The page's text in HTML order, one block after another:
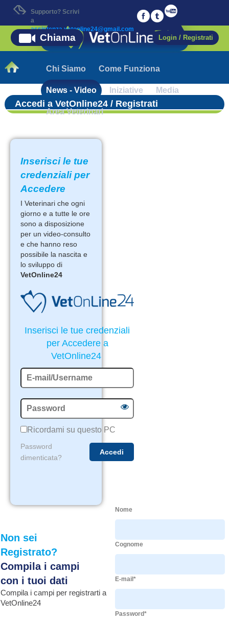
Supporto? Scrivi
a
assistenza.vetonline24@gmail.com
Chi Siamo Come Funziona
News - Video Iniziative Media
Area Veterinari
Login / Registrati
Chiama
Accedi a VetOnline24 / Registrati
Inserisci le tue
credenziali per
Accedere
I Veterinari che ogni
giorno e a tutte le ore
sono a disposizione
per un video-consulto
e che hanno reso
possibile la nascita e
lo sviluppo di
VetOnline24
Inserisci le tue credenziali
per Accedere a
VetOnline24
Ricordami su questo PC
Password
dimenticata?
Non sei
Registrato?
Compila i campi
con i tuoi dati
Compila i campi per registrarti a
VetOnline24
Nome
Cognome
E-mail*
Password*